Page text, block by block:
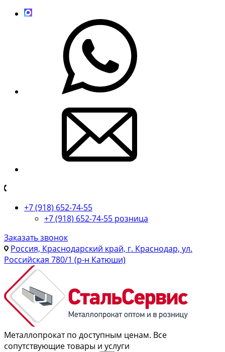
+7 (918) 652-74-55
+7 (918) 652-74-55 розница
Заказать звонок
Россия, Краснодарский край, г. Краснодар, ул.
Российская 780/1 (р-н Катюши)
Металлопрокат по доступным ценам. Все
сопутствующие товары и услуги